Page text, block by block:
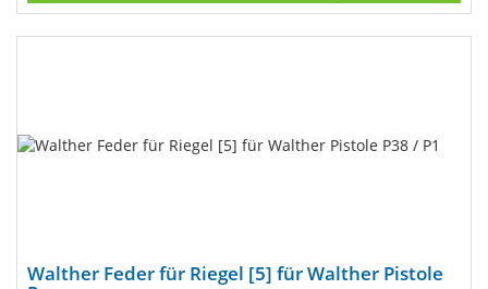
Walther Feder für Riegel [5] für Walther Pistole